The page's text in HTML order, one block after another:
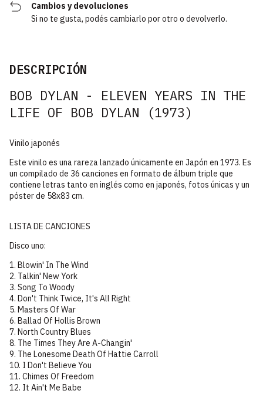
Cambios y devoluciones
Si no te gusta, podés cambiarlo por otro o devolverlo.
DESCRIPCIÓN
BOB DYLAN - ELEVEN YEARS IN THE
LIFE OF BOB DYLAN (1973)
Vinilo japonés
Este vinilo es una rareza lanzado únicamente en Japón en 1973. Es
un compilado de 36 canciones en formato de álbum triple que
contiene letras tanto en inglés como en japonés, fotos únicas y un
póster de 58x83 cm.
LISTA DE CANCIONES
Disco uno:
1. Blowin' In The Wind
2. Talkin' New York
3. Song To Woody
4. Don't Think Twice, It's All Right
5. Masters Of War
6. Ballad Of Hollis Brown
7. North Country Blues
8. The Times They Are A-Changin'
9. The Lonesome Death Of Hattie Carroll
10. I Don't Believe You
11. Chimes Of Freedom
12. It Ain't Me Babe